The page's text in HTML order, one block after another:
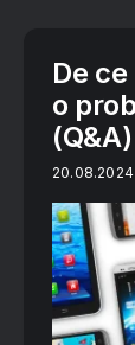
De
o
(Q&A)
20.08.2024